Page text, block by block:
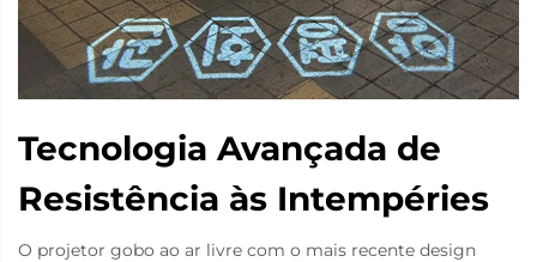
Tecnologia Avançada de
Resistência às Intempéries
O projetor gobo ao ar livre com o mais recente design